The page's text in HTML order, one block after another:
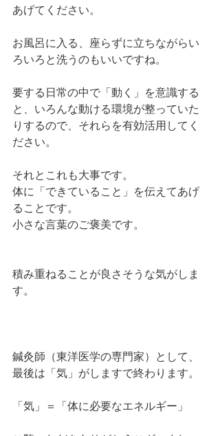
あげてください。
お風呂に入る、座らずに立ちながらい
ろいろと洗うのもいいですね。
要する日常の中で「動く」を意識する
と、いろんな動ける環境が整っていた
りするので、それらを有効活用してく
ださい。
それとこれも大事です。
体に「できていること」を伝えてあげ
ることです。
小さな言葉のご褒美です。
積み重ねることが良さそうな気がしま
す。
鍼灸師（東洋医学の専門家）として、
最後は「気」がしますで終わります。
「気」＝「体に必要なエネルギー」